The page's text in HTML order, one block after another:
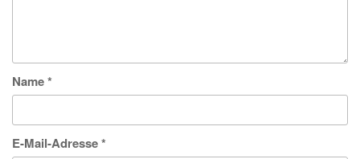
Name*
E-Mail-Adresse*